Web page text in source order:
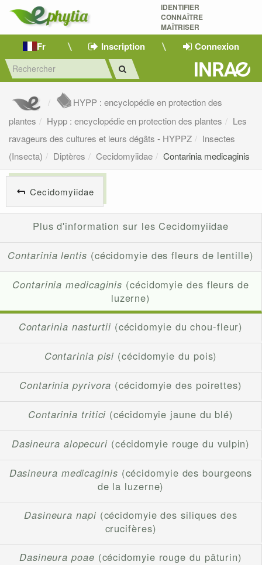
IDENTIFIER
CONNAÎTRE
MAÎTRISER
Fr Inscription Connexion
HYPP : encyclopédie en protection des
plantes
Hypp : encyclopédie en protection des plantes
Les
ravageurs des cultures et leurs dégâts - HYPPZ
Insectes
(Insecta)
Diptères Cecidomyiidae Contarinia medicaginis
Cecidomyiidae
Plus d'information sur les Cecidomyiidae
Contarinia lentis (cécidomyie des fleurs de lentille)
Contarinia medicaginis (cécidomyie des fleurs de
luzerne)
Contarinia nasturtii (cécidomyie du chou-fleur)
Contarinia pisi (cécidomyie du pois)
Contarinia pyrivora (cécidomyie des poirettes)
Contarinia tritici (cécidomyie jaune du blé)
Dasineura alopecuri (cécidomyie rouge du vulpin)
Dasineura medicaginis (cécidomyie des bourgeons
de la luzerne)
Dasineura napi(cécidomyie des siliques des
crucifères)
Dasineura poae (cécidomyie rouge du pâturin)